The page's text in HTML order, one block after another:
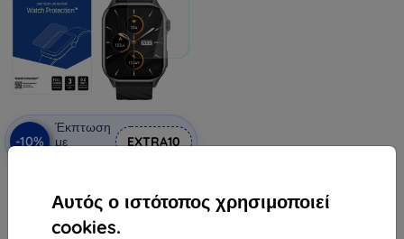
Αυτός ο ιστότοπος χρησιμοποιεί
cookies.
-10%
Έκπτωση
με
EXTRA10
Watch Protection ARC για Altora
Easy Touch
10,90 €